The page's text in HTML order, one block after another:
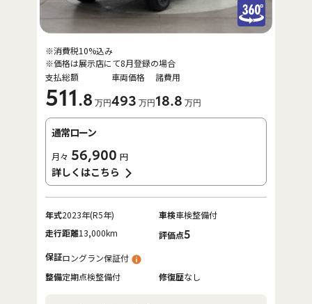
支払総額
511.8 万円
車両価格
493 万円
諸費用
18.8 万円
※消費税10%込み
※価格は展示店にて8月登録の場合
通常ローン
月々 56,900 円
詳しくはこちら
年式2023年(R5年) 車検車検整備付
走行距離13,000km 評価点5
保証ロングラン保証付
整備定期点検整備付 修復歴なし